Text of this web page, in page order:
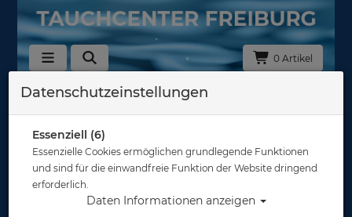
0 Artikel
Zurück
Datenschutzeinstellungen
Essenziell (6)
Essenzielle Cookies ermöglichen grundlegende Funktionen
und sind für die einwandfreie Funktion der Website dringend
erforderlich.
Daten Informationen anzeigen